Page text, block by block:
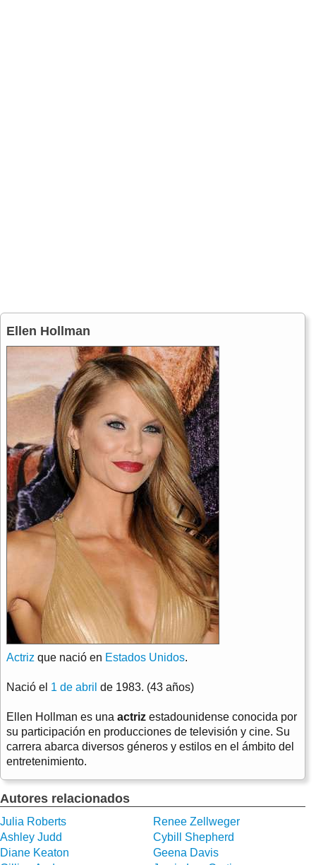
Ellen Hollman
Actriz que nació en Estados Unidos.
Nació el 1 de abril de 1983. (43 años)
Ellen Hollman es una actriz estadounidense conocida por
su participación en producciones de televisión y cine. Su
carrera abarca diversos géneros y estilos en el ámbito del
entretenimiento.
Autores relacionados
Julia Roberts
Renee Zellweger
Ashley Judd
Cybill Shepherd
Diane Keaton
Geena Davis